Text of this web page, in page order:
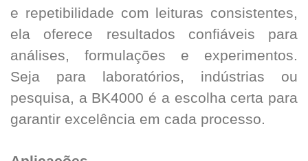
e repetibilidade com leituras consistentes,
ela oferece resultados confiáveis para
análises, formulações e experimentos.
Seja para laboratórios, indústrias ou
pesquisa, a BK4000 é a escolha certa para
garantir excelência em cada processo.